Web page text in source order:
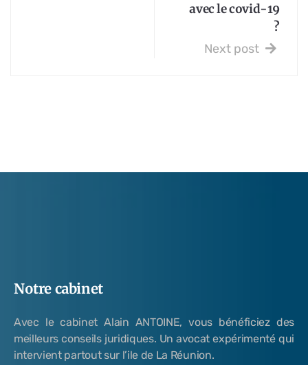
avec le covid-19
?
Next post
Notre cabinet
Avec le cabinet Alain ANTOINE, vous bénéficiez des
meilleurs conseils juridiques. Un avocat expérimenté qui
intervient partout sur l’ile de La Réunion.